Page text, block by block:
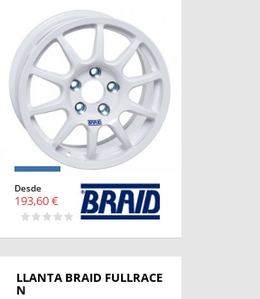
Desde
193,60 €
LLANTA BRAID FULLRACE
N